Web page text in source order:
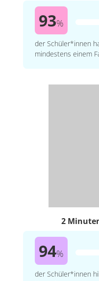
93%
der Schüler*innen
mindestens einem
2
94%
der Schüler*innen